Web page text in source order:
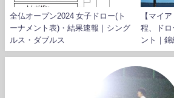
全仏オープン2024 女子ドロー(ト
ーナメント表)・結果速報｜シング
ルス・ダブルス
【マイ
程、ドロ
ント｜